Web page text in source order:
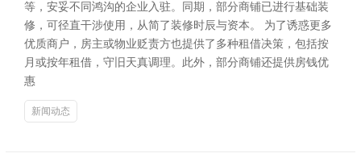
等，安妥不同鸿沟的企业入驻。同期，部分商铺已进行基础装
修，可径直干涉使用，从简了装修时辰与资本。 为了诱惑更多
优质商户，房主或物业贬责方也提供了多种租借决策，包括按
月或按年租借，守旧天真调理。此外，部分商铺还提供房钱优
惠
新闻动态